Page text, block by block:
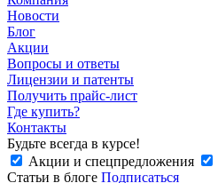
Новости
Блог
Акции
Вопросы и ответы
Лицензии и патенты
Получить прайс-лист
Где купить?
Контакты
Будьте всегда в курсе!
Акции и спецпредложения
Статьи в блоге Подписаться